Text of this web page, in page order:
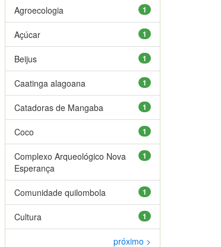
1
Agroecologia
1
Açúcar
1
Beijus
1
Caatinga alagoana
1
Catadoras de Mangaba
1
Coco
1
Complexo Arqueológico Nova
Esperança
1
Comunidade quilombola
1
Cultura
próximo >